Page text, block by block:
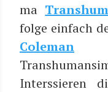
ma
fol­ge ein­fach
Cole­man
Inters­sie­ren